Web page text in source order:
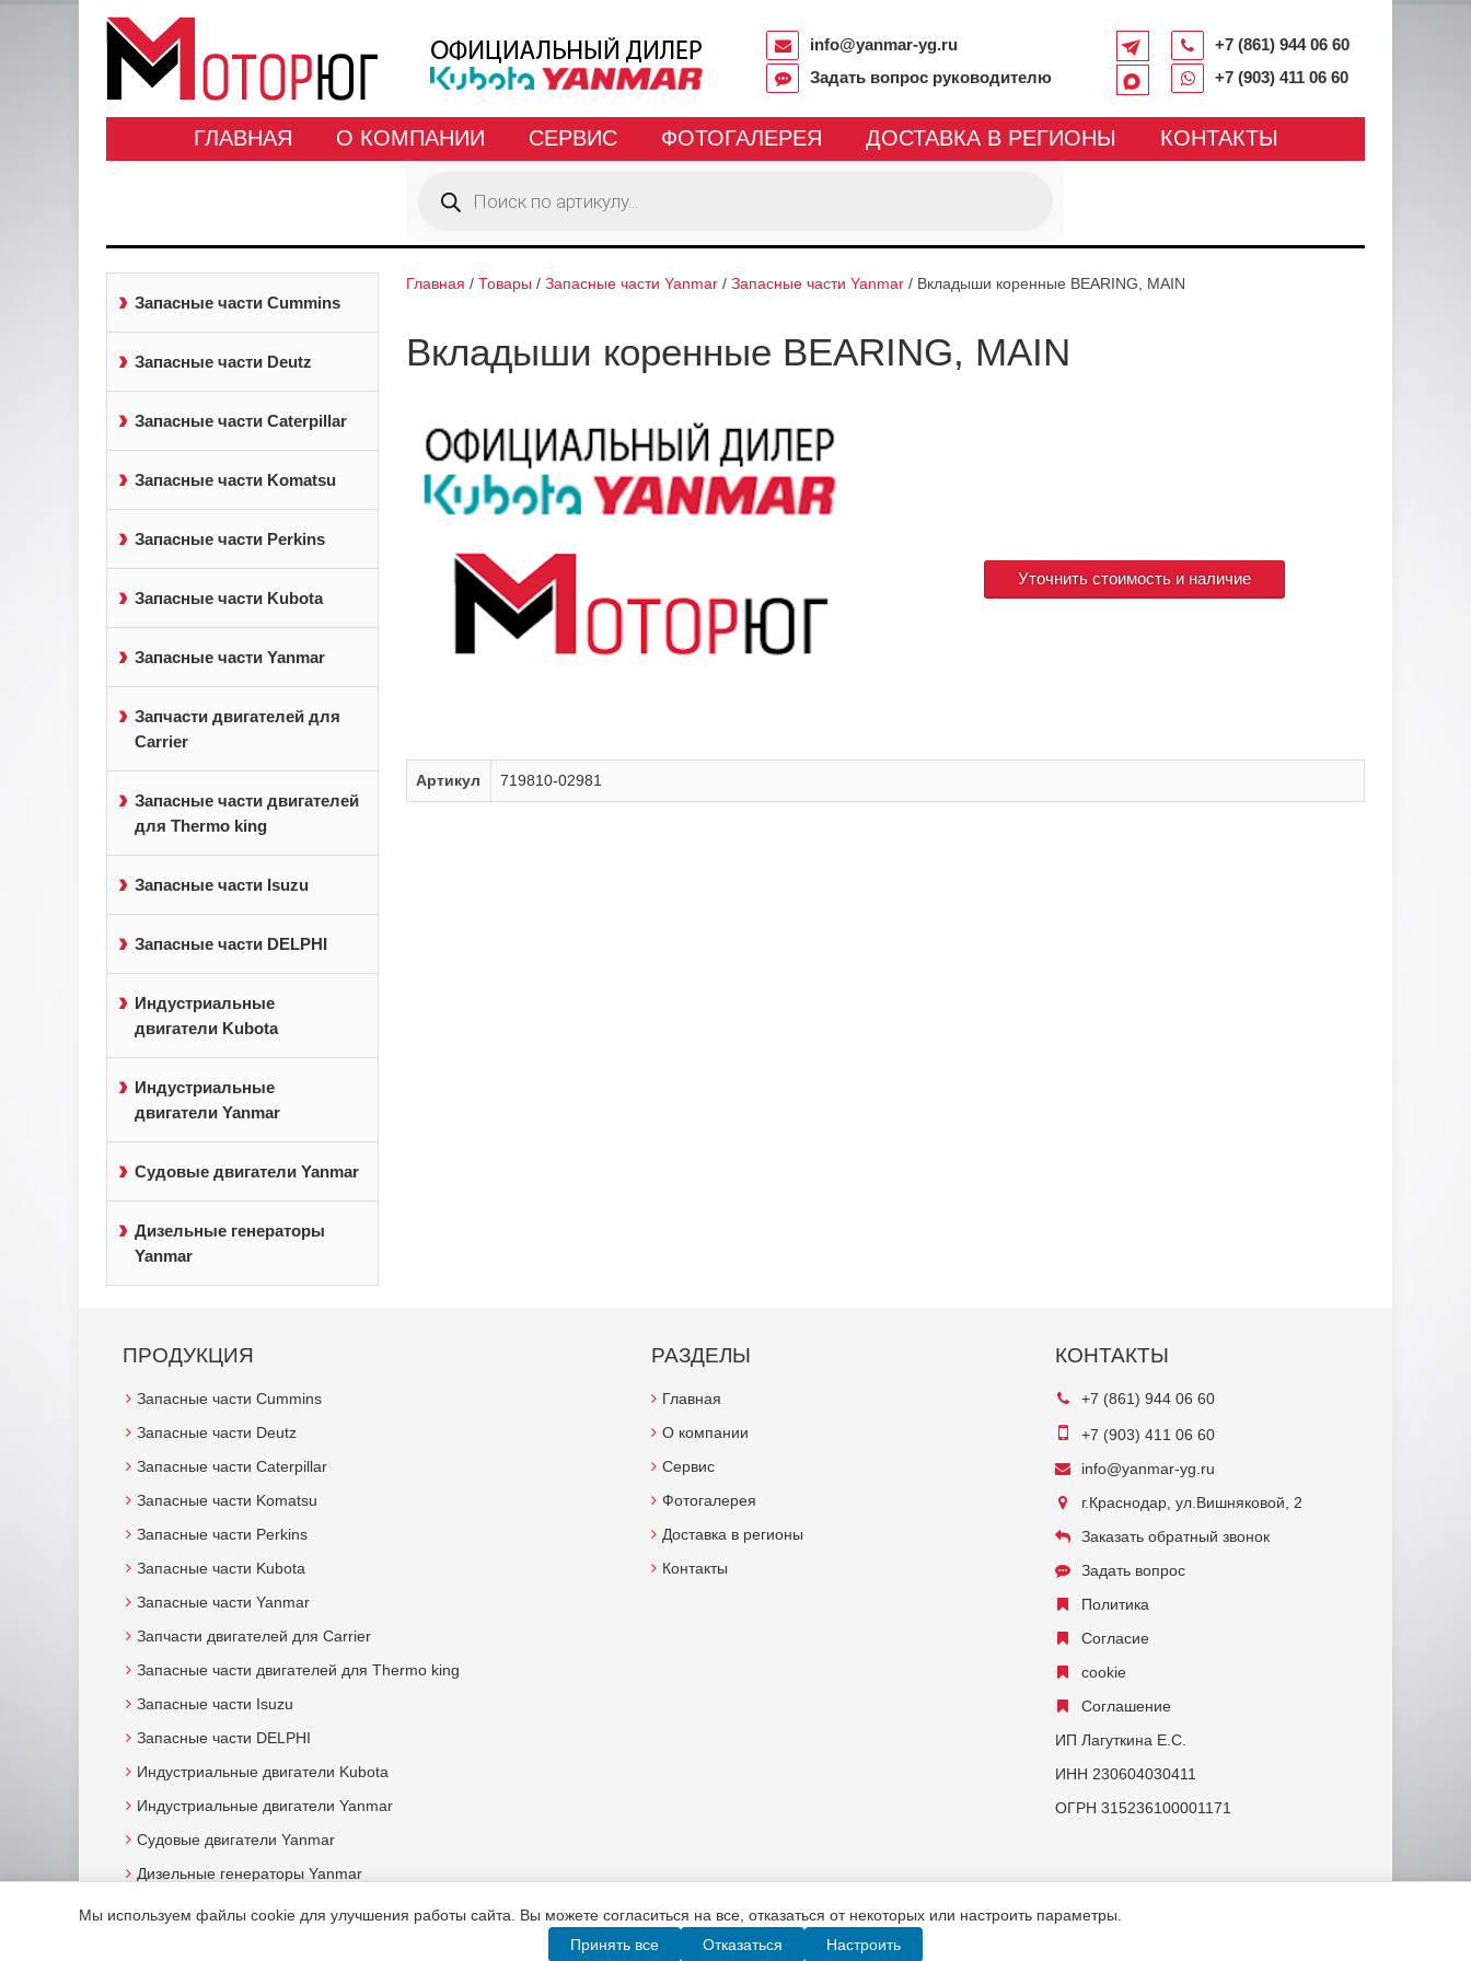
+7 (861) 944 06 60
+7 (903) 411 06 60
info@yanmar-yg.ru
Задать вопрос руководителю
ГЛАВНАЯ О КОМПАНИИ СЕРВИС ФОТОГАЛЕРЕЯ ДОСТАВКА В РЕГИОНЫ КОНТАКТЫ
товаров
Запасные части Cummins
Запасные части Deutz
Запасные части Caterpillar
Запасные части Komatsu
Запасные части Perkins
Запасные части Kubota
Запасные части Yanmar
Запчасти двигателей для
Carrier
Запасные части двигателей
для Thermo king
Запасные части Isuzu
Запасные части DELPHI
Индустриальные
двигатели Kubota
Индустриальные
двигатели Yanmar
Судовые двигатели Yanmar
Дизельные генераторы
Yanmar
Главная / Товары / Запасные части Yanmar/ Запасные части Yanmar/ Вкладыши коренные BEARING, MAIN
Вкладыши коренные BEARING, MAIN
Уточнить стоимость и наличие
Артикул 719810-02981
ПРОДУКЦИЯ
Запасные части Cummins
Запасные части Deutz
Запасные части Caterpillar
Запасные части Komatsu
Запасные части Perkins
Запасные части Kubota
Запасные части Yanmar
Запчасти двигателей для Carrier
Запасные части двигателей для Thermo king
Запасные части Isuzu
Запасные части DELPHI
Индустриальные двигатели Kubota
Индустриальные двигатели Yanmar
Судовые двигатели Yanmar
Дизельные генераторы Yanmar
РАЗДЕЛЫ
Главная
О компании
Сервис
Фотогалерея
Доставка в регионы
Контакты
КОНТАКТЫ
+7 (861) 944 06 60
+7 (903) 411 06 60
info@yanmar-yg.ru
г.Краснодар, ул.Вишняковой, 2
Заказать обратный звонок
Задать вопрос
Политика
Согласие
cookie
Соглашение
ИП Лагуткина Е.С.
ИНН 230604030411
ОГРН 315236100001171
Мы используем файлы cookie для улучшения работы сайта. Вы можете согласиться на все, отказаться от некоторых или настроить параметры.
Принять все
Отказаться Настроить